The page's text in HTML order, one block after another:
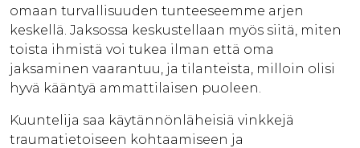
omaan turvallisuuden tunteeseemme arjen
keskellä. Jaksossa keskustellaan myös siitä, miten
toista ihmistä voi tukea ilman että oma
jaksaminen vaarantuu, ja tilanteista, milloin olisi
hyvä kääntyä ammattilaisen puoleen.
Kuuntelija saa käytännönläheisiä vinkkejä
traumatietoiseen kohtaamiseen ja